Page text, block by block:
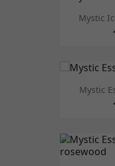
Mystic
Mystic